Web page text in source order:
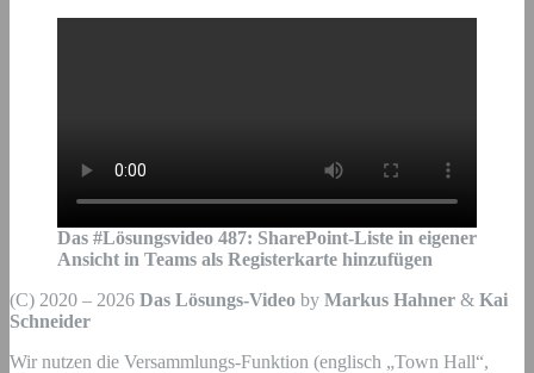
Das #Lösungsvideo 487: SharePoint-Liste in eigener
Ansicht in Teams als Registerkarte hinzufügen
(C) 2020 – 2026 Das Lösungs-Video by Markus Hahner & Kai
Schneider
Wir nutzen die Versammlungs-Funktion (englisch „Town Hall“,